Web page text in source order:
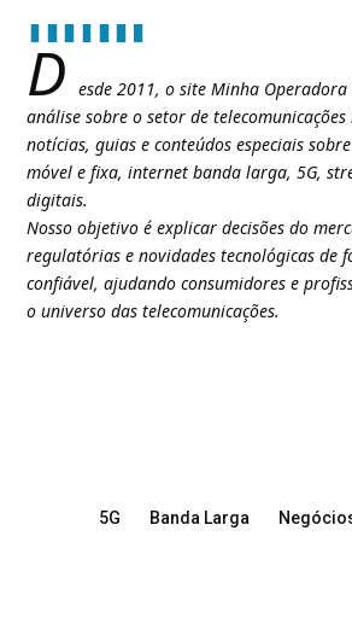
D esde 2011, o site Minha
análise sobre o setor de
notícias, guias e conteúdos especiais
móvel e fixa, internet banda larga, 5G,
digitais.
Nosso objetivo é explicar decisões do
regulatórias e novidades tecnológicas de
confiável, ajudando consumidores e
o universo das telecomunicações.
5G Banda Larga